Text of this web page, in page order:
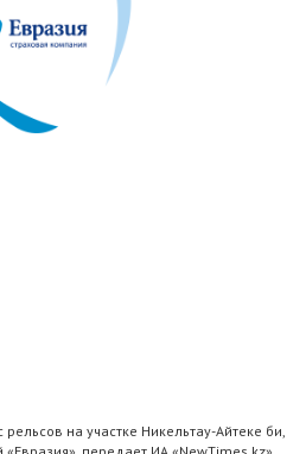
на участке Никельтау-Айтеке би,